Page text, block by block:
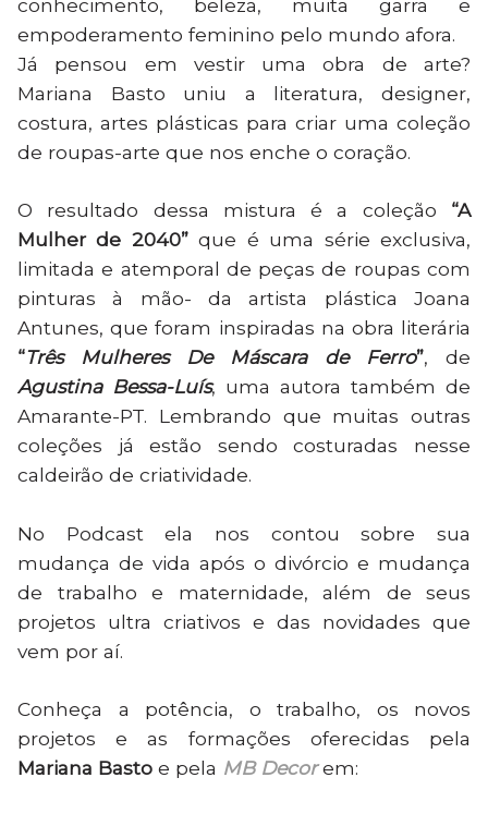
conhecimento, beleza, muita garra e
empoderamento feminino pelo mundo afora.
Já pensou em vestir uma obra de arte?
Mariana Basto uniu a literatura, designer,
costura, artes plásticas para criar uma coleção
de roupas-arte que nos enche o coração.
O resultado dessa mistura é a coleção “A
Mulher de 2040”que é uma série exclusiva,
limitada e atemporal de peças de roupas com
pinturas à mão- da artista plástica Joana
Antunes, que foram inspiradas na obra literária
“Três Mulheres De Máscara de Ferro”, de
Agustina Bessa-Luís, uma autora também de
Amarante-PT. Lembrando que muitas outras
coleções já estão sendo costuradas nesse
caldeirão de criatividade.
No Podcast ela nos contou sobre sua
mudança de vida após o divórcio e mudança
de trabalho e maternidade, além de seus
projetos ultra criativos e das novidades que
vem por aí.
Conheça a potência, o trabalho, os novos
projetos e as formações oferecidas pela
Mariana Basto e pela MB Decorem: